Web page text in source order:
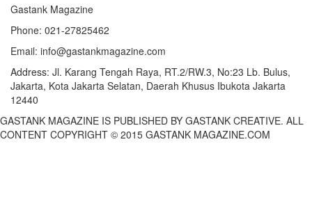
Gastank Magazine
Phone: 021-27825462
Email: info@gastankmagazine.com
Address: Jl. Karang Tengah Raya, RT.2/RW.3, No:23 Lb. Bulus,
Jakarta, Kota Jakarta Selatan, Daerah Khusus Ibukota Jakarta
12440
GASTANK MAGAZINE IS PUBLISHED BY GASTANK CREATIVE. ALL
CONTENT COPYRIGHT © 2015 GASTANK MAGAZINE.COM